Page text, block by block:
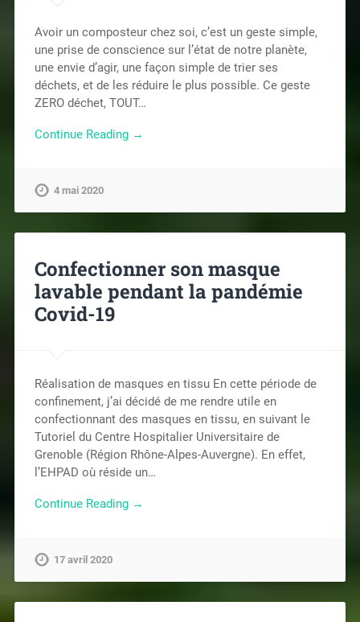
Avoir un composteur chez soi, c’est un geste simple,
une prise de conscience sur l’état de notre planète,
une envie d’agir, une façon simple de trier ses
déchets, et de les réduire le plus possible. Ce geste
ZERO déchet, TOUT…
Continue Reading →
4 mai 2020
Confectionner son masque
lavable pendant la pandémie
Covid-19
Réalisation de masques en tissu En cette période de
confinement, j’ai décidé de me rendre utile en
confectionnant des masques en tissu, en suivant le
Tutoriel du Centre Hospitalier Universitaire de
Grenoble (Région Rhône-Alpes-Auvergne). En effet,
l’EHPAD où réside un…
Continue Reading →
17 avril 2020